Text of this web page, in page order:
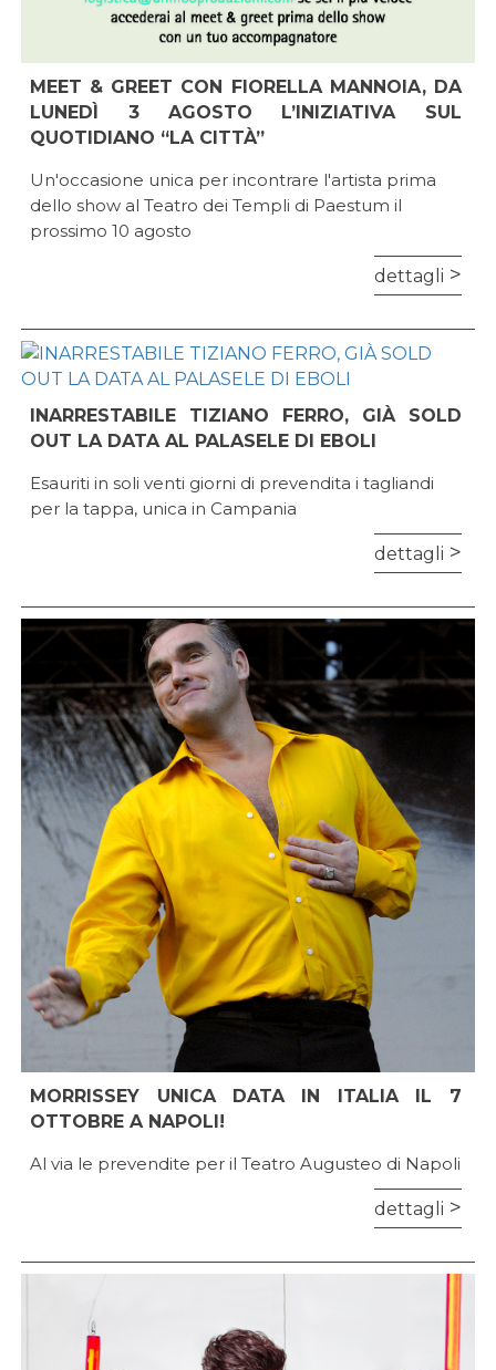
MEET & GREET CON FIORELLA MANNOIA, DA
LUNEDÌ 3 AGOSTO L’INIZIATIVA SUL
QUOTIDIANO “LA CITTÀ”
Un'occasione unica per incontrare l'artista prima
dello show al Teatro dei Templi di Paestum il
prossimo 10 agosto
dettagli
INARRESTABILE TIZIANO FERRO, GIÀ SOLD
OUT LA DATA AL PALASELE DI EBOLI
Esauriti in soli venti giorni di prevendita i tagliandi
per la tappa, unica in Campania
dettagli
MORRISSEY UNICA DATA IN ITALIA IL 7
OTTOBRE A NAPOLI!
Al via le prevendite per il Teatro Augusteo di Napoli
dettagli